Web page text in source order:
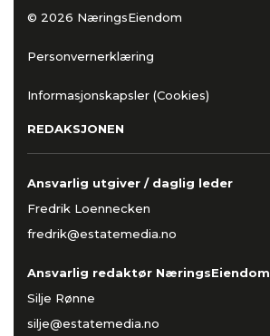
© 2026 NæringsEiendom
Personvernerklæring
Informasjonskapsler (Cookies)
REDAKSJONEN
Ansvarlig utgiver / daglig leder
Fredrik Loennecken
fredrik@estatemedia.no
Ansvarlig redaktør NæringsEiendom
Silje Rønne
silje@estatemedia.no